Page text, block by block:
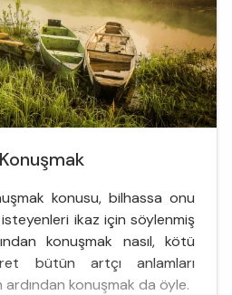
konusu, bilhassa onu
ikaz için söylenmiş
konuşmak nasıl, kötü
bütün artçı anlamları
ardından konuşmak da öyle.